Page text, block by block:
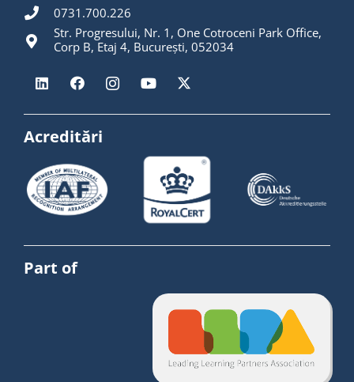
0731.700.226
Str. Progresului, Nr. 1, One Cotroceni Park Office,
Corp B, Etaj 4, București, 052034
Acreditări
Part of